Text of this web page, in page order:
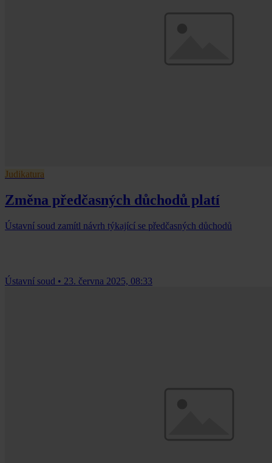
Judikatura
Změna předčasných důchodů platí
Ústavní soud zamítl návrh týkající se předčasných důchodů
Ústavní soud • 23. června 2025, 08:33